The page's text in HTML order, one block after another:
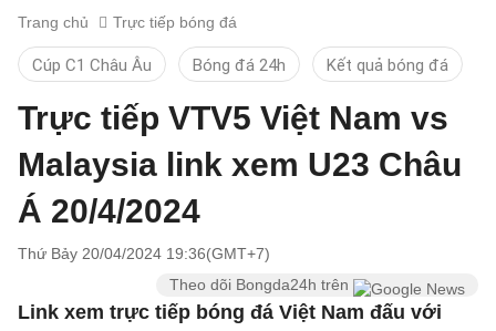
Trang chủ Trực tiếp bóng đá
Cúp C1 Châu Âu Bóng đá 24h Kết quả bóng đá
Trực tiếp VTV5 Việt Nam vs
Malaysia link xem U23 Châu
Á 20/4/2024
Thứ Bảy 20/04/2024 19:36(GMT+7)
Theo dõi Bongda24h trên
Link xem trực tiếp bóng đá Việt Nam đấu với